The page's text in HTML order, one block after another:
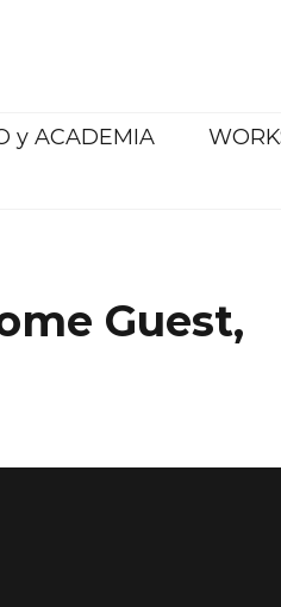
y ACADEMIA
Guest,